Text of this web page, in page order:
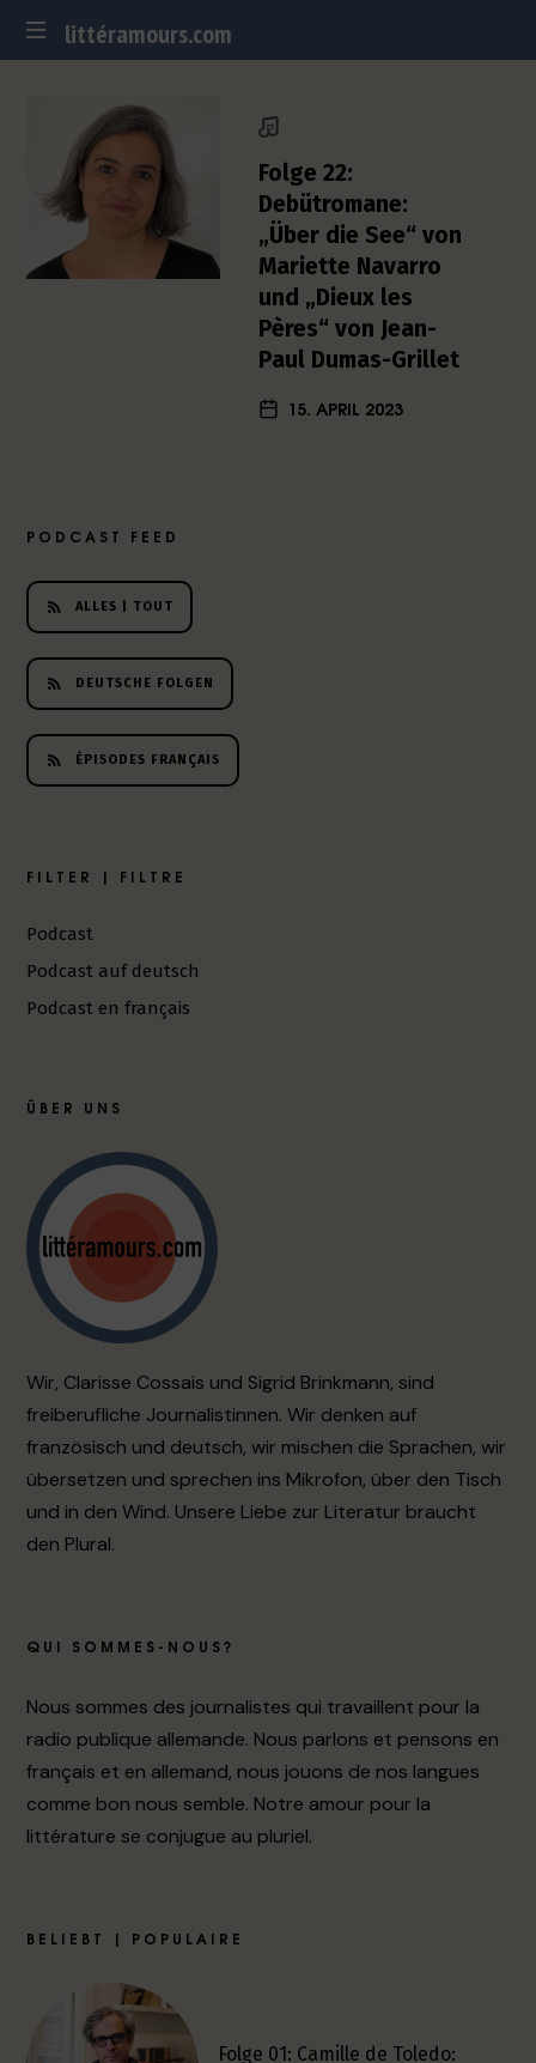
littéramours.com
littéramours.com
t
s
c
c
e
L
i
e
r
t
-
c
a
Folge 22:
Debütromane:
„Über die See“ von
Mariette Navarro
und „Dieux les
Pères“ von Jean-
Paul Dumas-Grillet
15. APRIL 2023
PODCAST FEED
ALLES | TOUT
DEUTSCHE FOLGEN
ÉPISODES FRANÇAIS
FILTER | FILTRE
Podcast
Podcast auf deutsch
Podcast en français
ÜBER UNS
Wir, Clarisse Cossais und Sigrid Brinkmann, sind
freiberufliche Journalistinnen. Wir denken auf
französisch und deutsch, wir mischen die Sprachen, wir
übersetzen und sprechen ins Mikrofon, über den Tisch
und in den Wind. Unsere Liebe zur Literatur braucht
den Plural.
QUI SOMMES-NOUS?
Nous sommes des journalistes qui travaillent pour la
radio publique allemande. Nous parlons et pensons en
français et en allemand, nous jouons de nos langues
comme bon nous semble. Notre amour pour la
littérature se conjugue au pluriel.
BELIEBT | POPULAIRE
Folge 01: Camille de Toledo: